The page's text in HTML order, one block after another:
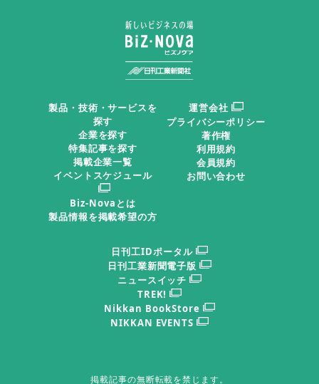
製品・技術・サービスを
探す
企業を探す
特集記事を探す
掲載企業一覧
イベントスケジュール
Biz-Novaとは
製品情報を掲載希望の方
運営会社
プライバシーポリシー
著作権
利用規約
会員規約
お問い合わせ
日刊工IDポータル
日刊工業新聞電子版
ニュースイッチ
TREK!
Nikkan BookStore
NIKKAN EVENTS
掲載記事の無断転載を禁じます。